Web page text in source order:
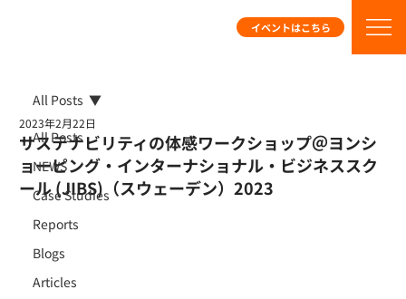
イベントはこちら
All Posts
NEWS
Case Studies
Reports
Blogs
Articles
All Posts
サステナビリティの体感ワークショップ＠ヨンシ
ョーピング・インターナショナル・ビジネススク
ール (JIBS)（スウェーデン）2023
2023年2月22日